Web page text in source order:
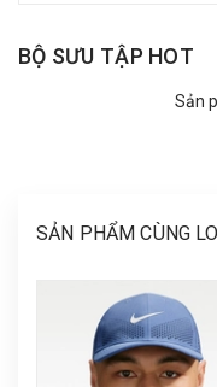
BỘ SƯU TẬP HOT
Sản
SẢN PHẨM CÙNG